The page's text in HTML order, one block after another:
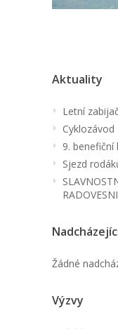
Aktuality
Letní
Cyklozávod
9. benefiční
Sjezd
Žádné
Výzvy